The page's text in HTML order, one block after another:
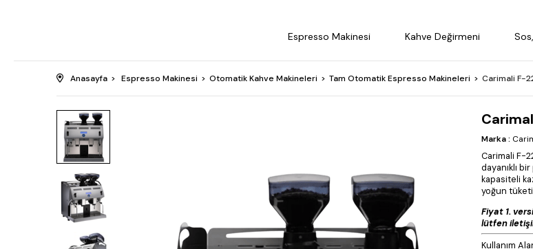
Espresso Makinesi Kahve Değirmeni
Anasayfa Espresso Makinesi Otomatik Kahve Makineleri Tam Otomatik Espresso Makineleri Carimali F-
Marka:
Carimali F-
dayanıklı
kapasiteli
yoğun
Fiyat 1.
lütfen
Kullanım